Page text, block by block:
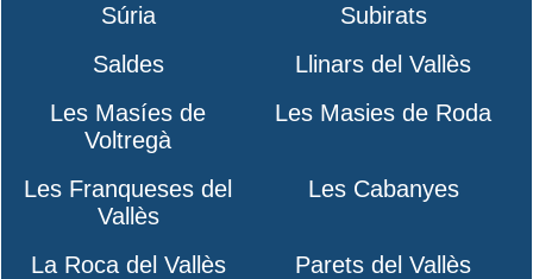
Súria
Subirats
Saldes
Llinars del Vallès
Les Masíes de
Voltregà
Les Masies de Roda
Les Franqueses del
Vallès
Les Cabanyes
La Roca del Vallès
Parets del Vallès